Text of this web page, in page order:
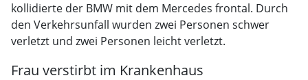
kollidierte der BMW mit dem Mercedes frontal. Durch
den Verkehrsunfall wurden zwei Personen schwer
verletzt und zwei Personen leicht verletzt.
Frau verstirbt im Krankenhaus